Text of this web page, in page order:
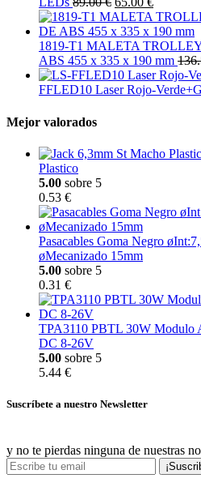
1819-T1 MALETA
ABS 455 x 335 x 190 mm
FFLED10 Laser Rojo-
Mejor valorados
Plastico
5.00 sobre 5
0.53 €
Pasacables Goma Negro
øMecanizado 15mm
5.00 sobre 5
0.31 €
TPA3110 PBTL 30W Modulo
DC 8-26V
5.00 sobre 5
5.44 €
Suscríbete a nuestro Newsletter
y no te pierdas ninguna de nuestras